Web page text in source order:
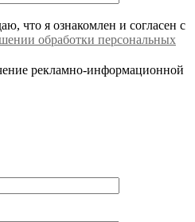
что я ознакомлен и согласен с
обработки персональных
рекламно-информационной